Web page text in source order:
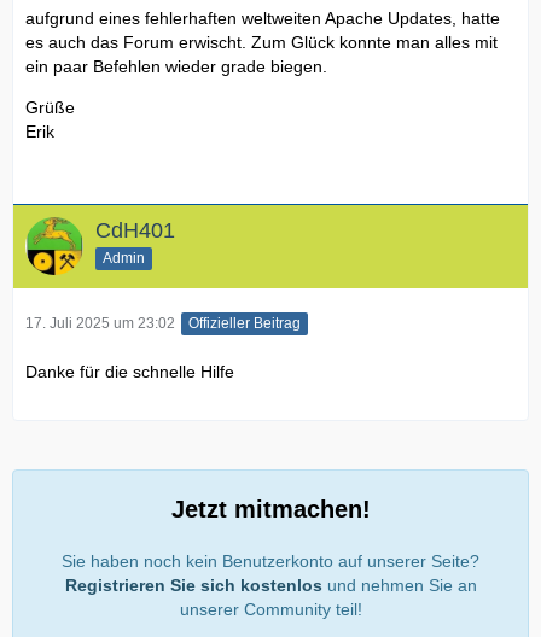
aufgrund eines fehlerhaften weltweiten Apache Updates, hatte
es auch das Forum erwischt. Zum Glück konnte man alles mit
ein paar Befehlen wieder grade biegen.
Grüße
Erik
CdH401
Admin
17. Juli 2025 um 23:02 Offizieller Beitrag
Danke für die schnelle Hilfe
Jetzt mitmachen!
Sie haben noch kein Benutzerkonto auf unserer Seite?
Registrieren Sie sich kostenlos und nehmen Sie an
unserer Community teil!